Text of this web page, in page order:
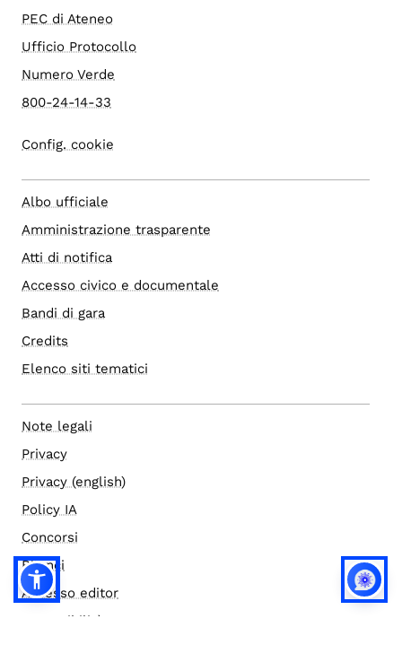
PEC di Ateneo
Ufficio Protocollo
Numero Verde
800-24-14-33
Config. cookie
Albo ufficiale
Amministrazione trasparente
Atti di notifica
Accesso civico e documentale
Bandi di gara
Credits
Elenco siti tematici
Note legali
Privacy
Privacy (english)
Policy IA
Concorsi
Bilanci
Accesso editor
Accessibilità